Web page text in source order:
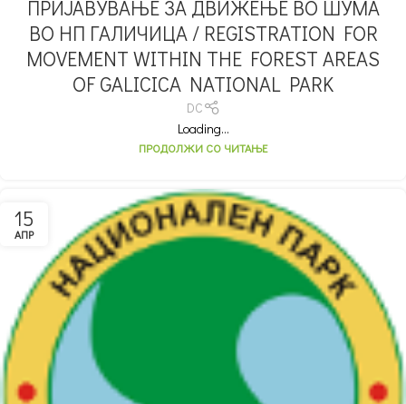
ПРИЈАВУВАЊЕ ЗА ДВИЖЕЊЕ ВО ШУМА
ВО НП ГАЛИЧИЦА / REGISTRATION FOR
MOVEMENT WITHIN THE FOREST AREAS
OF GALICICA NATIONAL PARK
DC
Loading…
ПРОДОЛЖИ СО ЧИТАЊЕ
15
АПР